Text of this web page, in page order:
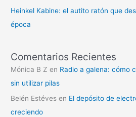
Heinkel Kabine: el autito ratón que
época
Comentarios Recientes
Mónica B Z en Radio a galena: cómo
sin utilizar pilas
Belén Estéves en El depósito de
creciendo